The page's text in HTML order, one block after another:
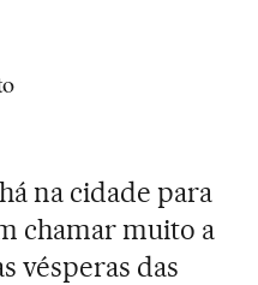
na cidade para
chamar muito a
vésperas das